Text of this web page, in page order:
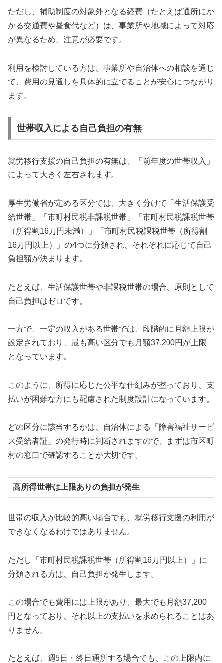
ただし、補助制度の対象外となる経費（たとえば通所にか
かる交通費や昼食代など）は、事業所や地域によって対応
が異なるため、注意が必要です。
利用を検討している方は、事業所や自治体への相談を通じ
て、費用の見通しを具体的に立てることが安心につながり
ます。
世帯収入による自己負担の有無
就労移行支援の自己負担の有無は、「前年度の世帯収入」
によって大きく左右されます。
厚生労働省が定める区分では、大きく分けて「生活保護受
給世帯」「市町村民税非課税世帯」「市町村民税課税世帯
（所得割16万円未満）」「市町村民税課税世帯（所得割
16万円以上）」の4つに分類され、それぞれに応じて自己
負担額が決まります。
たとえば、生活保護世帯や非課税世帯の場合、原則として
自己負担はゼロです。
一方で、一定の収入がある世帯では、段階的に月額上限が
設定されており、最も高い区分でも月額37,200円が上限
となっています。
このように、所得に応じた公平な仕組みが整っており、支
払いが困難な方にも配慮された制度設計になっています。
どの区分に該当するかは、自治体による「障害福祉サービ
ス受給者証」の発行時に判断されますので、まずは市区町
村の窓口で確認することが大切です。
高所得世帯は上限ありの負担が発生
世帯の収入が比較的高い場合でも、就労移行支援の利用が
できなくなるわけではありません。
ただし「市町村民税課税世帯（所得割16万円以上）」に
分類される方は、自己負担が発生します。
この場合でも費用には上限があり、最大でも月額37,200
円となっており、それ以上の支払いを求められることはあ
りません。
たとえば、週5日・終日通所する場合でも、この上限内に